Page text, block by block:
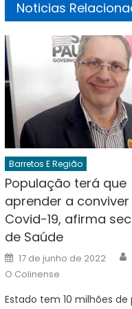
Noticias
Barretos E Região
População terá que
aprender a
Covid-19, afirma
de Saúde
Posted
on
17 de junho de 2022
O Colinense
Estado tem 10 milhões de